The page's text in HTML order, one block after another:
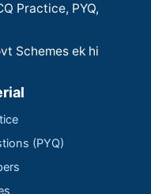
Practice, PYQ,
Schemes ek hi
(PYQ)